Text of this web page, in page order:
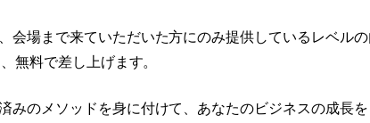
会場まで来ていただいた方にのみ提供しているレベル
無料で差し上げます。
みのメソッドを身に付けて、あなたのビジネスの成長